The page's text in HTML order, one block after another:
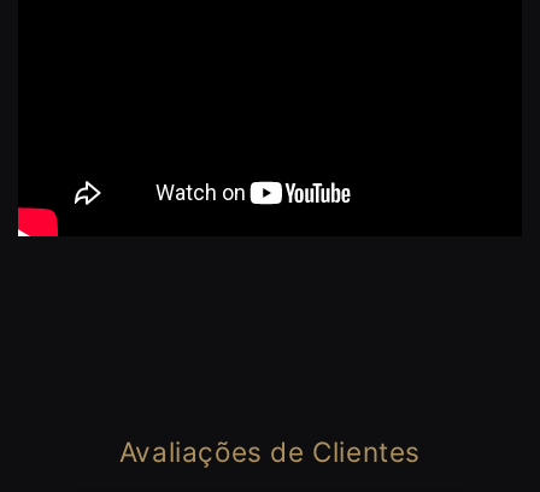
Avaliações de Clientes